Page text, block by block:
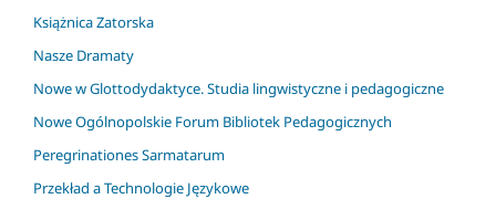
Książnica Zatorska
Nasze Dramaty
Nowe w Glottodydaktyce. Studia lingwistyczne i pedagogiczne
Nowe Ogólnopolskie Forum Bibliotek Pedagogicznych
Peregrinationes Sarmatarum
Przekład a Technologie Językowe